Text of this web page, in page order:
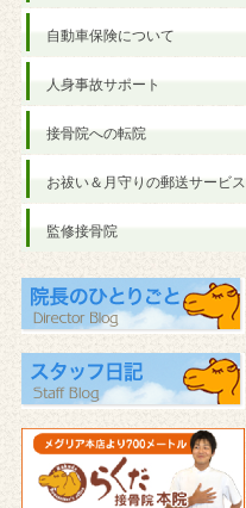
自動車保険について
人身事故サポート
接骨院への転院
お祓い＆月守りの郵送サービス
監修接骨院